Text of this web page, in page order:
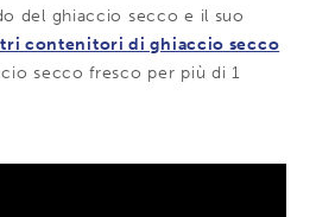
del ghiaccio secco e il suo
contenitori di ghiaccio secco
secco fresco per più di 1